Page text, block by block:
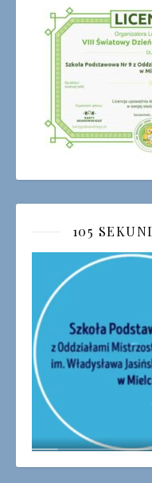
105